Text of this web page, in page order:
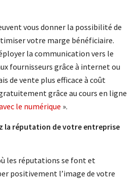
vous donner la possibilité de
votre marge bénéficiaire.
la communication vers le
fournisseurs grâce à internet ou
de vente plus efficace à coût
grâce au cours en ligne
le numérique ».
la réputation de votre entreprise
les réputations se font et
positivement l’image de votre